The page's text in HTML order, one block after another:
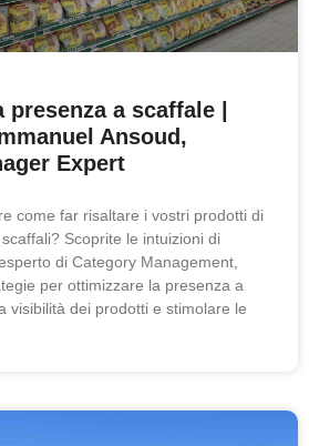
a scaffale |
Ansoud,
Expert
come far risaltare i vostri prodotti di
Scoprite le intuizioni di
di Category Management,
per ottimizzare la presenza a
visibilità dei prodotti e stimolare le